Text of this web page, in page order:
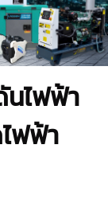
นไฟฟ้า
ฟฟ้า